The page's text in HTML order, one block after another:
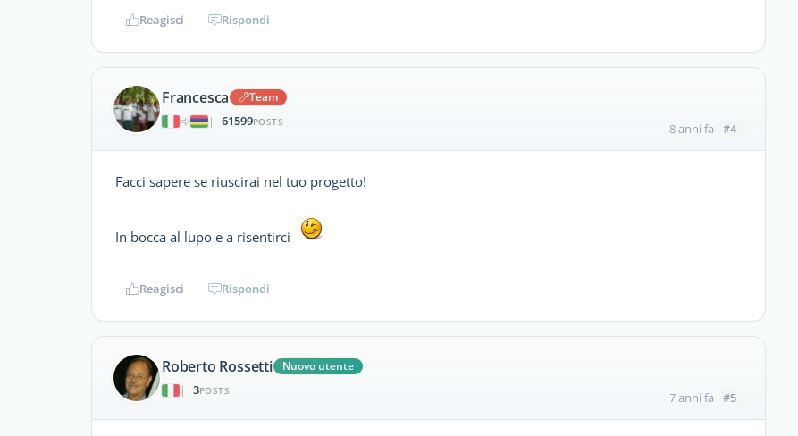
Reagisci Rispondi
Francesca
Team
|
61599POSTS 8 anni fa #4
Facci sapere se riuscirai nel tuo progetto!
In bocca al lupo e a risentirci
Reagisci Rispondi
Roberto Rossetti
Nuovo utente
|
3POSTS 7 anni fa #5